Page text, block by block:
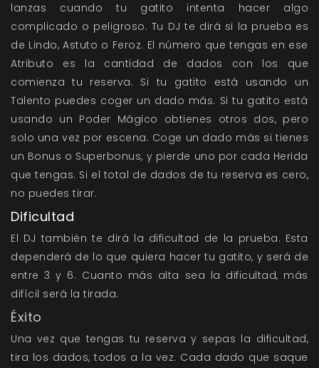
lanzas cuando tu gatito intenta hacer algo
complicado o peligroso. Tu DJ te dirá si la prueba es
de Lindo, Astuto o Feroz. El número que tengas en ese
Atributo es la cantidad de dados con los que
comienza tu reserva. Si tu gatito está usando un
Talento puedes coger un dado más. Si tu gatito está
usando un Poder Mágico obtienes otros dos, pero
solo una vez por escena. Coge un dado más si tienes
un Bonus o Superbonus, y pierde uno por cada Herida
que tengas. Si el total de dados de tu reserva es cero,
no puedes tirar.
Dificultad
El DJ también te dirá la dificultad de la prueba. Esta
dependerá de lo que quiera hacer tu gatito, y será de
entre 3 y 6. Cuanto más alta sea la dificultad, más
difícil será la tirada.
Éxito
Una vez que tengas tu reserva y sepas la dificultad,
tira los dados, todos a la vez. Cada dado que saque